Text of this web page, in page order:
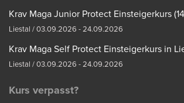
Krav Maga Junior Protect Einsteigerkurs
Liestal / 03.09.2026 - 24.09.2026
Krav Maga Self Protect Einsteigerkurs in
Liestal / 03.09.2026 - 24.09.2026
Kurs verpasst?